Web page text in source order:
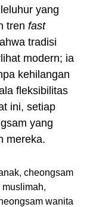
yang
tren fast
tradisi
modern; ia
kehilangan
fleksibilitas
ini, setiap
yang
mereka.
, cheongsam
,
wanita